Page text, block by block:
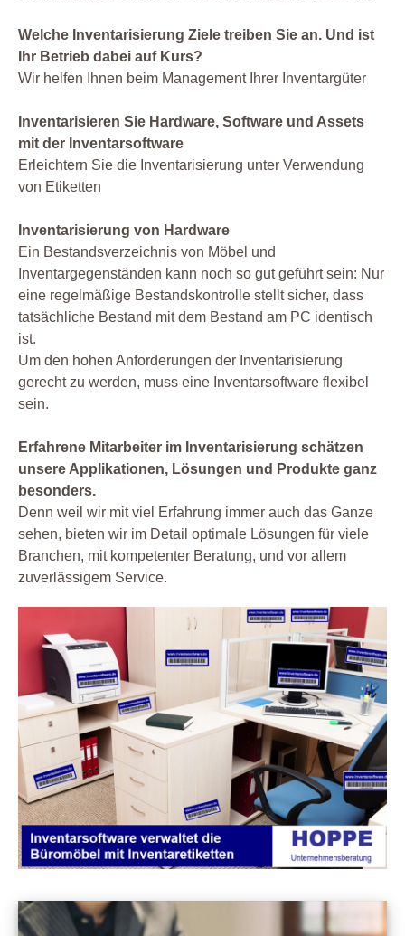
Welche Inventarisierung Ziele treiben Sie an. Und ist
Ihr Betrieb dabei auf Kurs?
Wir helfen Ihnen beim Management Ihrer Inventargüter
Inventarisieren Sie Hardware, Software und Assets
mit der Inventarsoftware
Erleichtern Sie die Inventarisierung unter Verwendung
von Etiketten
Inventarisierung von Hardware
Ein Bestandsverzeichnis von Möbel und
Inventargegenständen kann noch so gut geführt sein: Nur
eine regelmäßige Bestandskontrolle stellt sicher, dass
tatsächliche Bestand mit dem Bestand am PC identisch
ist.
Um den hohen Anforderungen der Inventarisierung
gerecht zu werden, muss eine Inventarsoftware flexibel
sein.
Erfahrene Mitarbeiter im Inventarisierung schätzen
unsere Applikationen, Lösungen und Produkte ganz
besonders.
Denn weil wir mit viel Erfahrung immer auch das Ganze
sehen, bieten wir im Detail optimale Lösungen für viele
Branchen, mit kompetenter Beratung, und vor allem
zuverlässigem Service.